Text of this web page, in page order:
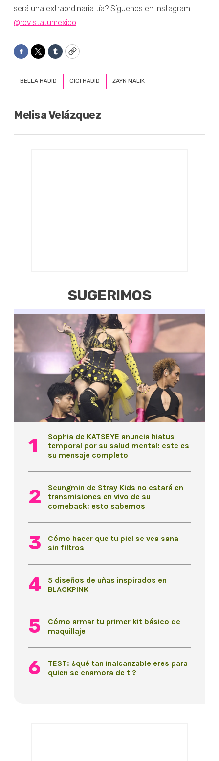
será una extraordinaria tía? Síguenos en Instagram:
@revistatumexico
Facebook
TwitterTumblrCopy
BELLA HADID GIGI HADID ZAYN MALIK
Melisa Velázquez
SUGERIMOS
Sophia de KATSEYE anuncia hiatus
temporal por su salud mental: este es
su mensaje completo
Seungmin de Stray Kids no estará en
transmisiones en vivo de su
comeback: esto sabemos
Cómo hacer que tu piel se vea sana
sin filtros
5 diseños de uñas inspirados en
BLACKPINK
Cómo armar tu primer kit básico de
maquillaje
TEST: ¿qué tan inalcanzable eres para
quien se enamora de ti?